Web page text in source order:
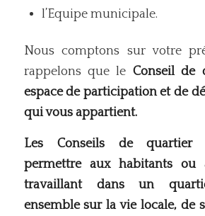
l’Equipe municipale.
Nous comptons sur votre
rappelons que le Conseil de
espace de participation et de
qui vous appartient.
Les Conseils de quartier
permettre aux habitants ou
travaillant dans un
ensemble sur la vie locale, de